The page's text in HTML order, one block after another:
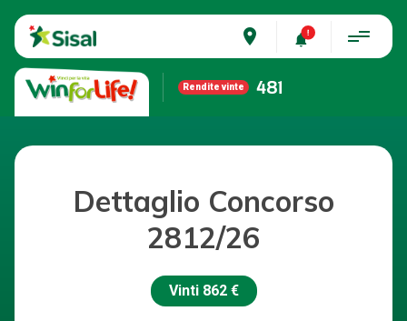
place
Rendite vinte 481
Dettaglio Concorso
2812/26
Vinti 862 €